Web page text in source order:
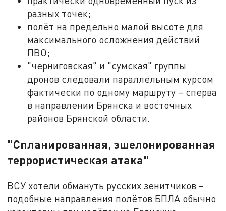
разных точек;
полёт на предельно малой высоте для
максимального осложнения действий
ПВО;
"черниговская" и "сумская" группы
дронов следовали параллельным курсом
фактически по одному маршруту – сперва
в направлении Брянска и восточных
районов Брянской области.
"Спланированная, эшелонированная
террористическая атака"
ВСУ хотели обмануть русских зенитчиков –
подобные направления полётов БПЛА обычно